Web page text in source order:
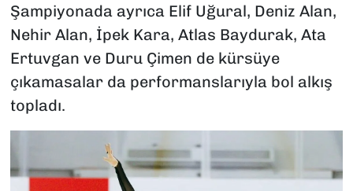
Şampiyonada ayrıca Elif Uğural, Deniz Alan,
Nehir Alan, İpek Kara, Atlas Baydurak, Ata
Ertuvgan ve Duru Çimen de kürsüye
çıkamasalar da performanslarıyla bol alkış
topladı.